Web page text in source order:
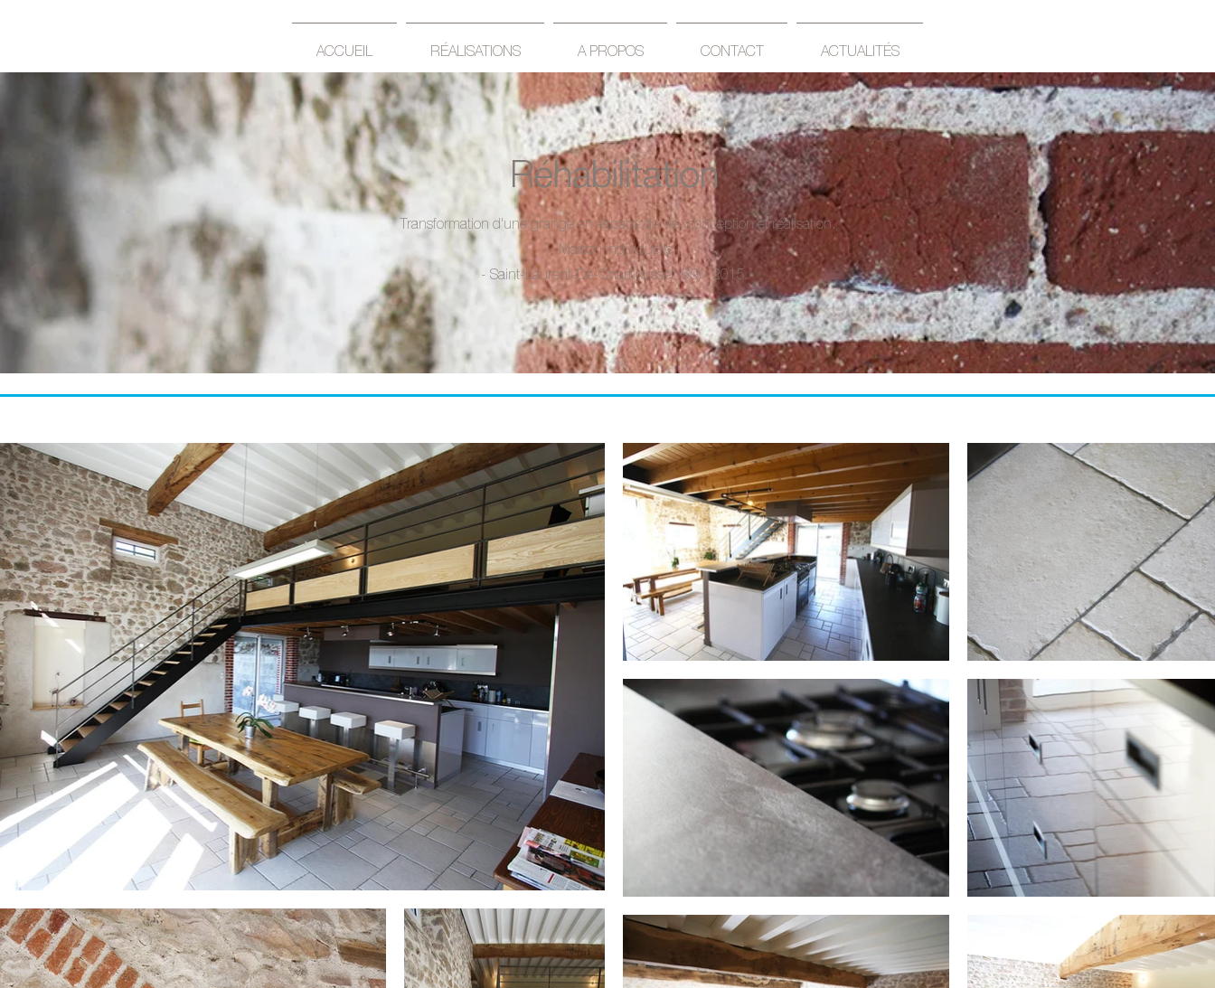
ACCUEIL RÉALISATIONS A PROPOS CONTACT ACTUALITÉS
Réhabilitation
Transformation d'une grange en espace de vie, conception et réalisation.
Maison individuelle.
- Saint-Laurent-De-Chamousset (69) · 2015 -